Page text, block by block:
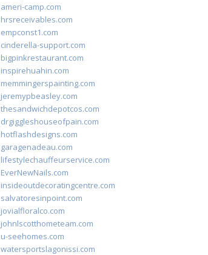
ameri-camp.com
hrsreceivables.com
empconst1.com
cinderella-support.com
bigpinkrestaurant.com
inspirehuahin.com
memmingerspainting.com
jeremypbeasley.com
thesandwichdepotcos.com
drgiggleshouseofpain.com
hotflashdesigns.com
garagenadeau.com
lifestylechauffeurservice.com
EverNewNails.com
insideoutdecoratingcentre.com
salvatoresinpoint.com
jovialfloralco.com
johnlscotthometeam.com
u-seehomes.com
watersportslagonissi.com